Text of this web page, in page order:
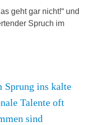
geht gar nicht!“ und
Spruch im
Sprung ins kalte
Talente oft
sind